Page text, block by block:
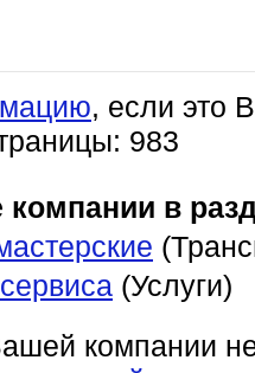
, если это
983
компании в
(Услуги)
компании